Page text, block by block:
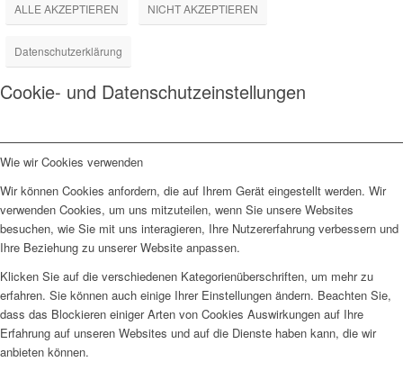
ALLE AKZEPTIEREN NICHT AKZEPTIEREN
Datenschutzerklärung
Cookie- und Datenschutzeinstellungen
Wie wir Cookies verwenden
Wir können Cookies anfordern, die auf Ihrem Gerät eingestellt werden. Wir
verwenden Cookies, um uns mitzuteilen, wenn Sie unsere Websites
besuchen, wie Sie mit uns interagieren, Ihre Nutzererfahrung verbessern und
Ihre Beziehung zu unserer Website anpassen.
Klicken Sie auf die verschiedenen Kategorienüberschriften, um mehr zu
erfahren. Sie können auch einige Ihrer Einstellungen ändern. Beachten Sie,
dass das Blockieren einiger Arten von Cookies Auswirkungen auf Ihre
Erfahrung auf unseren Websites und auf die Dienste haben kann, die wir
anbieten können.